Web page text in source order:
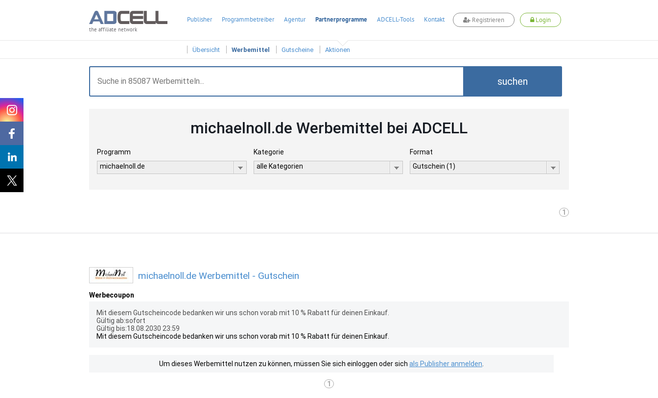
the affiliate network
Publisher Programmbetreiber Agentur Partnerprogramme ADCELL-Tools Kontakt Registrieren Login
Übersicht Werbemittel Gutscheine Aktionen
suchen
michaelnoll.de Werbemittel bei ADCELL
Programm
michaelnoll.de
Kategorie
alle Kategorien
Format
Gutschein (1)
1
michaelnoll.de Werbemittel - Gutschein
Werbecoupon
Mit diesem Gutscheincode bedanken wir uns schon vorab mit 10 % Rabatt für deinen Einkauf.
Gültig ab:sofort
Gültig bis:18.08.2030 23:59
Mit diesem Gutscheincode bedanken wir uns schon vorab mit 10 % Rabatt für deinen Einkauf.
Um dieses Werbemittel nutzen zu können, müssen Sie sich einloggen oder sich als Publisher anmelden
1